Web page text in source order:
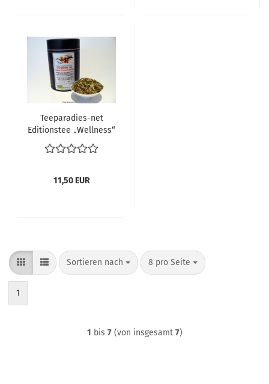
Teeparadies-net
Editionstee „Wellness“
Ayuvitalischer
Tee®Innere
g. in Dose
11,50 EUR
Sortieren nach
Sortieren nach 8 pro Seite
pro Seite
1
1 bis 7(von insgesamt 7)